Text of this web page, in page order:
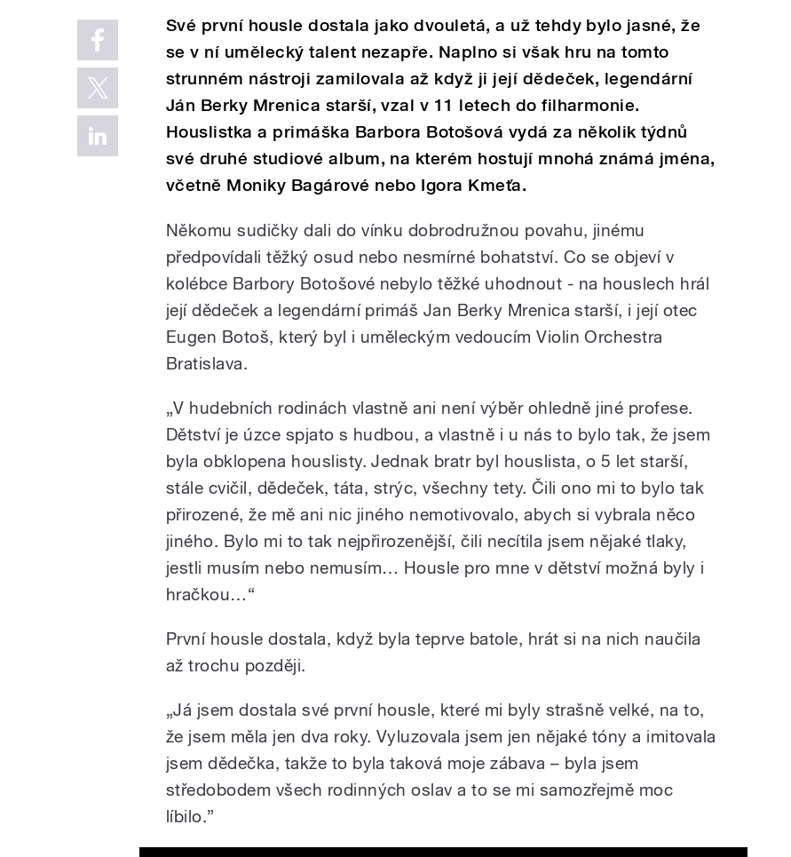
Své první housle dostala jako dvouletá, a už tehdy bylo jasné, že
se v ní umělecký talent nezapře. Naplno si však hru na tomto
strunném nástroji zamilovala až když ji její dědeček, legendární
Ján Berky Mrenica starší, vzal v 11 letech do filharmonie.
Houslistka a primáška Barbora Botošová vydá za několik týdnů
své druhé studiové album, na kterém hostují mnohá známá jména,
včetně Moniky Bagárové nebo Igora Kmeťa.
Někomu sudičky dali do vínku dobrodružnou povahu, jinému
předpovídali těžký osud nebo nesmírné bohatství. Co se objeví v
kolébce Barbory Botošové nebylo těžké uhodnout - na houslech hrál
její dědeček a legendární primáš Jan Berky Mrenica starší, i její otec
Eugen Botoš, který byl i uměleckým vedoucím Violin Orchestra
Bratislava.
„V hudebních rodinách vlastně ani není výběr ohledně jiné profese.
Dětství je úzce spjato s hudbou, a vlastně i u nás to bylo tak, že jsem
byla obklopena houslisty. Jednak bratr byl houslista, o 5 let starší,
stále cvičil, dědeček, táta, strýc, všechny tety. Čili ono mi to bylo tak
přirozené, že mě ani nic jiného nemotivovalo, abych si vybrala něco
jiného. Bylo mi to tak nejpřirozenější, čili necítila jsem nějaké tlaky,
jestli musím nebo nemusím… Housle pro mne v dětství možná byly i
hračkou…“
První housle dostala, když byla teprve batole, hrát si na nich naučila
až trochu později.
„Já jsem dostala své první housle, které mi byly strašně velké, na to,
že jsem měla jen dva roky. Vyluzovala jsem jen nějaké tóny a imitovala
jsem dědečka, takže to byla taková moje zábava – byla jsem
středobodem všech rodinných oslav a to se mi samozřejmě moc
líbilo.”